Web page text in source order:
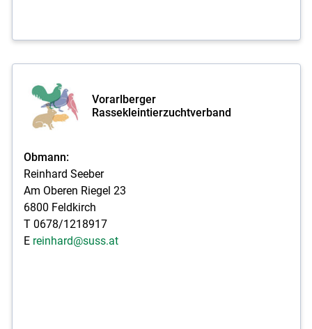
Vorarlberger
Rassekleintierzuchtverband
Obmann:
Reinhard Seeber
Am Oberen Riegel 23
6800 Feldkirch
T 0678/1218917
E reinhard@suss.at